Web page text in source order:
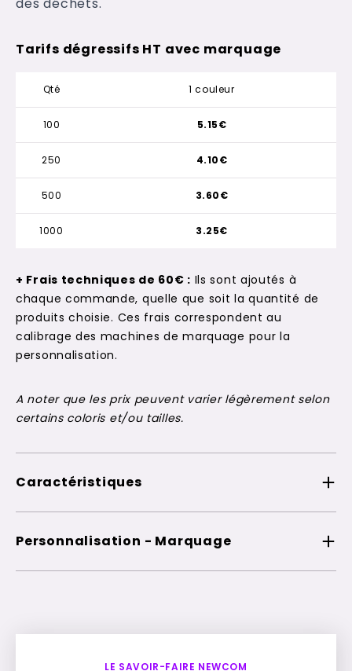
Tarifs dégressifs HT avec marquage
Qté 1 couleur
100
250
500
1000
5.15€
4.10€
3.60€
3.25€
+ Frais techniques de 60€ : Ils sont ajoutés à
chaque commande, quelle que soit la quantité de
produits choisie. Ces frais correspondent au
calibrage des machines de marquage pour la
personnalisation.
A noter que les prix peuvent varier légèrement selon
certains coloris et/ou tailles.
Caractéristiques
Personnalisation - Marquage
LE SAVOIR-FAIRE NEWCOM